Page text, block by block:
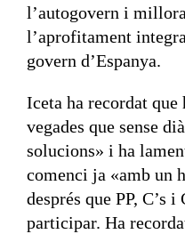
l’autogovern i
l’aprofitament
govern d’Espanya.
Iceta ha recordat
vegades que sense
solucions» i ha
comenci ja «amb un
després que PP, C’s
participar. Ha